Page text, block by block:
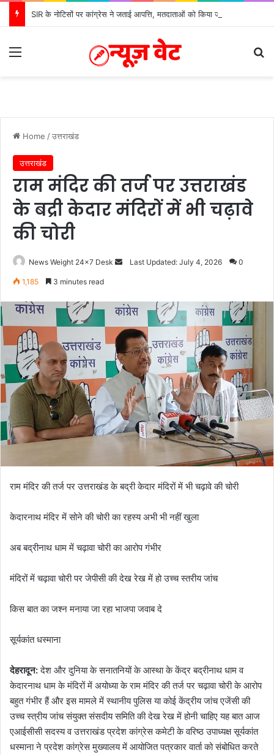
Home /उत्तराखंड
उत्तराखंड
राम मंदिर की तर्ज पर उत्तराखंड
के बद्री केदार मंदिरों में भी चढ़ावे
की चोरी
News Weight 24x7 Desk
d
e
m
l
Last Updated: July 4, 2026 0
1,185 3 minutes read
राम मंदिर की तर्ज पर उत्तराखंड के बद्री केदार मंदिरों में भी चढ़ावे की चोरी
केदारनाथ मंदिर में सोने की चोरी का रहस्य अभी भी नहीं खुला
अब बद्रीनाथ धाम में चढ़ावा चोरी का आरोप गंभीर
मंदिरों में चढ़ावा चोरी पर जेपीसी की देख रेख में हो उच्च स्तरीय जांच
किस बात का जश्न मनाया जा रहा भाजपा जवाब दे
सूर्यकांत धस्माना
देहरादून:देश और दुनिया के सनातनियों के आस्था के केंद्र बद्रीनाथ धाम व
केदारनाथ धाम के मंदिरों में अयोध्या के राम मंदिर की तर्ज पर चढ़ावा चोरी के आरोप
बहुत गंभीर हैं और इस मामले में स्थानीय पुलिस या कोई केंद्रीय जांच एजेंसी की
उच्च स्त्रीय जांच संयुक्त संसदीय समिति की देख रेख में होनी चाहिए यह बात आज
एआईसीसी सदस्य व उत्तराखंड प्रदेश कांग्रेस कमेटी के वरिष्ठ उपाध्यक्ष सूर्यकांत
धस्माना ने प्रदेश कांग्रेस मुख्यालय में आयोजित पत्रकार वार्ता को संबोधित करते